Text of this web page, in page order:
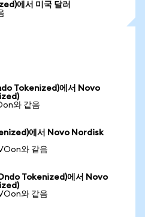
에서 미국 달러
Tokenized)에서 Novo
와 같음
에서 Novo Nordisk
와 같음
Tokenized)에서 Novo
와 같음